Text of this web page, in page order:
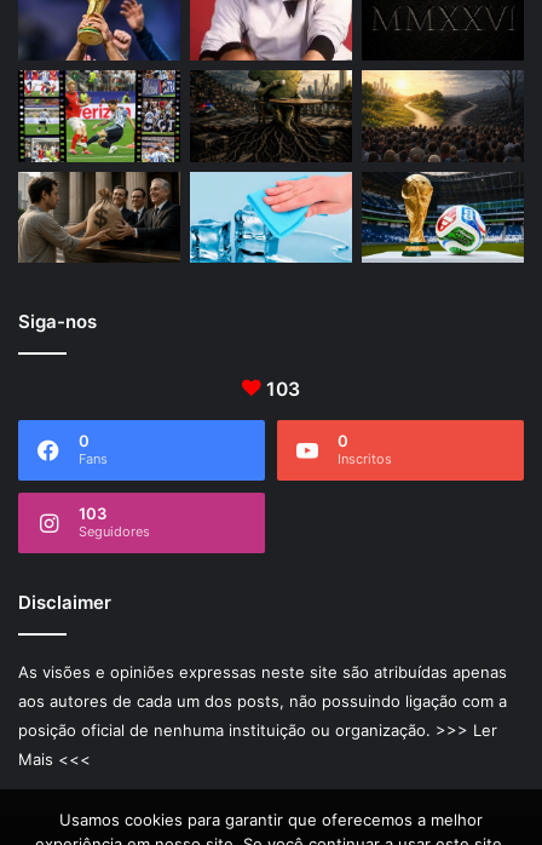
Siga-nos
103
0
Fans
0
Inscritos
103
Seguidores
Disclaimer
As visões e opiniões expressas neste site são atribuídas apenas
aos autores de cada um dos posts, não possuindo ligação com a
posição oficial de nenhuma instituição ou organização. >>> Ler
Mais <<<
Usamos cookies para garantir que oferecemos a melhor